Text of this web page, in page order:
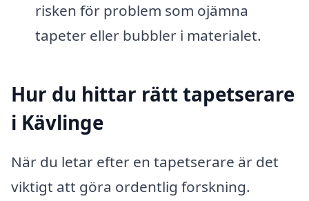
risken för problem som ojämna
tapeter eller bubbler i materialet.
Hur du hittar rätt tapetserare
i Kävlinge
När du letar efter en tapetserare är det
viktigt att göra ordentlig forskning.